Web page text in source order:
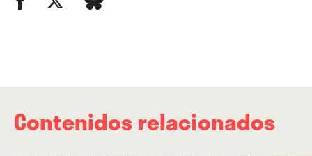
Contenidos relacionados